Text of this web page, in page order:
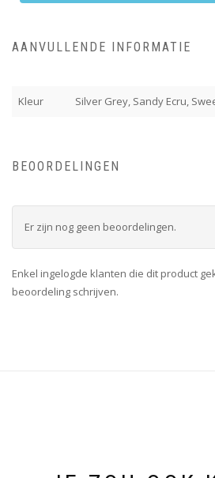
AANVULLENDE INFORMATIE
Kleur Silver Grey, Sandy Ecru,
BEOORDELINGEN
Er zijn nog geen beoordelingen.
Enkel ingelogde klanten die dit product
beoordeling schrijven.